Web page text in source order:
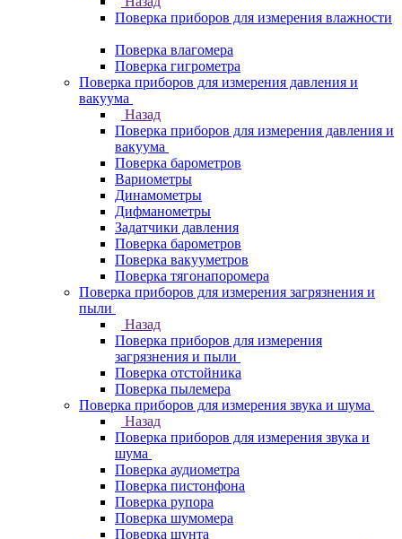
Поверка приборов для измерения влажности
Поверка влагомера
Поверка гигрометра
Поверка приборов для измерения давления и
вакуума
Назад
Поверка приборов для измерения давления и
вакуума
Поверка барометров
Вариометры
Динамометры
Дифманометры
Задатчики давления
Поверка барометров
Поверка вакууметров
Поверка тягонапоромера
Поверка приборов для измерения загрязнения и
пыли
Назад
Поверка приборов для измерения
загрязнения и пыли
Поверка отстойника
Поверка пылемера
Поверка приборов для измерения звука и шума
Назад
Поверка приборов для измерения звука и
шума
Поверка аудиометра
Поверка пистонфона
Поверка рупора
Поверка шумомера
Поверка шунта